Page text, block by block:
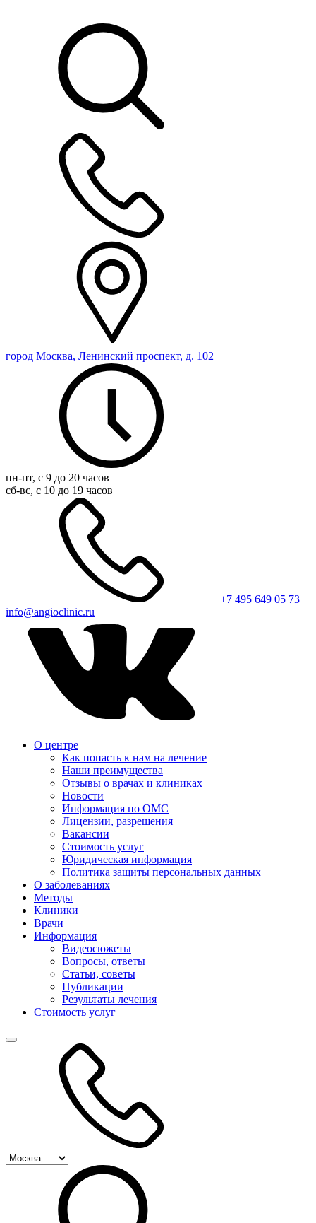
город Москва, Ленинский проспект, д. 102
пн-пт, с 9 до 20 часов
сб-вс, с 10 до 19 часов
+7 495 649 05 73
info@angioclinic.ru
О центре
Как попасть к нам на лечение
Наши преимущества
Отзывы о врачах и клиниках
Новости
Информация по ОМС
Лицензии, разрешения
Вакансии
Стоимость услуг
Юридическая информация
Политика защиты персональных данных
О заболеваниях
Методы
Клиники
Врачи
Информация
Видеосюжеты
Вопросы, ответы
Статьи, советы
Публикации
Результаты лечения
Стоимость услуг